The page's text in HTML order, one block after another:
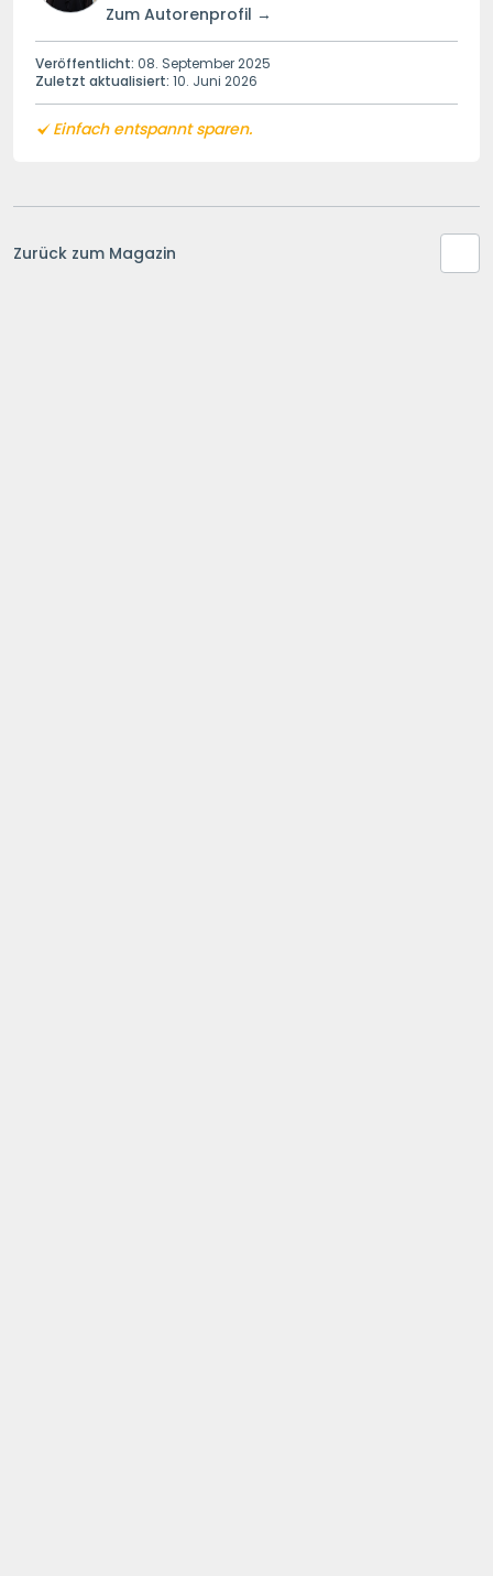
Zum Autorenprofil →
Veröffentlicht: 08. September 2025
Zuletzt aktualisiert: 10. Juni 2026
Einfach entspannt sparen.
Zurück zum Magazin